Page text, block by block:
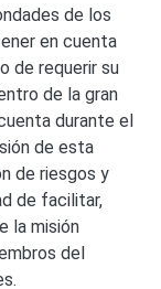
de los
en cuenta
de requerir su
de la gran
durante el
de esta
de riesgos y
de facilitar,
la misión
del